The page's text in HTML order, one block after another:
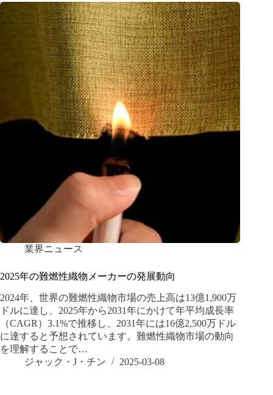
業界ニュース
2025年の難燃性織物メーカーの発展動向
2024年、世界の難燃性織物市場の売上高は13億1,900万
ドルに達し、2025年から2031年にかけて年平均成長率
（CAGR）3.1%で推移し、2031年には16億2,500万ドル
に達すると予想されています。難燃性織物市場の動向
を理解することで…
ジャック・J・チン
2025-03-08